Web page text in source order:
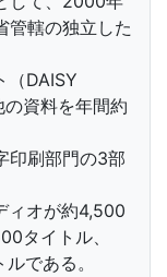
管轄の独立した
（DAISY
資料を年間約
印刷部門の3部
ィオが約4,500
タイトル、
である。